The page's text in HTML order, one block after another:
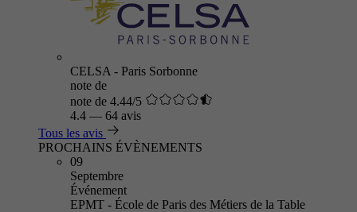
CELSA - Paris Sorbonne
note de
note de 4.44/5
4.4 — 64 avis
Tous les avis
PROCHAINS ÉVÈNEMENTS
09
Septembre
Événement
EPMT - École de Paris des Métiers de la Table